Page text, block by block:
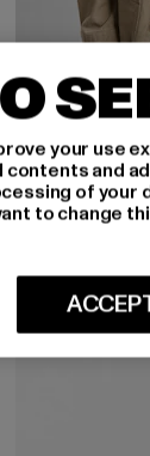
DICKIES
Dickies
EUR 125,99
Huidige prijs:
your use
and
of your
to change